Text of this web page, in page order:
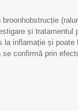
și tratamentul
inflamație și
confirmă prin